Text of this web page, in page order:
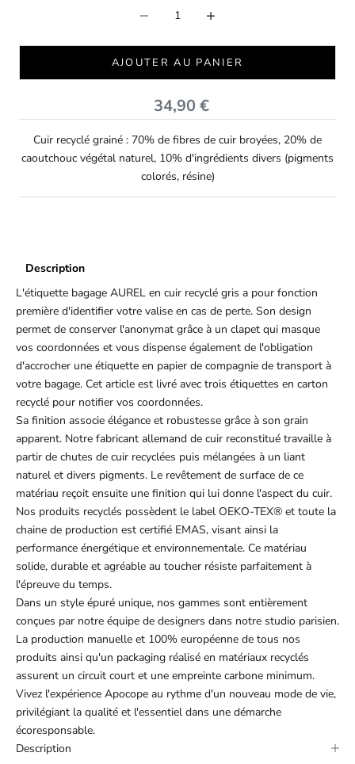
AJOUTER AU PANIER
Prix de vente
34,90 €
Cuir recyclé grainé : 70% de fibres de cuir broyées, 20% de
caoutchouc végétal naturel, 10% d'ingrédients divers (pigments
colorés, résine)
Description
L'étiquette bagage AUREL en cuir recyclé gris a pour fonction
première d'identifier votre valise en cas de perte. Son design
permet de conserver l'anonymat grâce à un clapet qui masque
vos coordonnées et vous dispense également de l'obligation
d'accrocher une étiquette en papier de compagnie de transport à
votre bagage. Cet article est livré avec trois étiquettes en carton
recyclé pour notifier vos coordonnées.
Sa finition associe élégance et robustesse grâce à son grain
apparent. Notre fabricant allemand de cuir reconstitué travaille à
partir de chutes de cuir recyclées puis mélangées à un liant
naturel et divers pigments. Le revêtement de surface de ce
matériau reçoit ensuite une finition qui lui donne l'aspect du cuir.
Nos produits recyclés possèdent le label OEKO-TEX® et toute la
chaine de production est certifié EMAS, visant ainsi la
performance énergétique et environnementale. Ce matériau
solide, durable et agréable au toucher résiste parfaitement à
l'épreuve du temps.
Dans un style épuré unique, nos gammes sont entièrement
conçues par notre équipe de designers dans notre studio parisien.
La production manuelle et 100% européenne de tous nos
produits ainsi qu'un packaging réalisé en matériaux recyclés
assurent un circuit court et une empreinte carbone minimum.
Vivez l'expérience Apocope au rythme d'un nouveau mode de vie,
privilégiant la qualité et l'essentiel dans une démarche
écoresponsable.
Description